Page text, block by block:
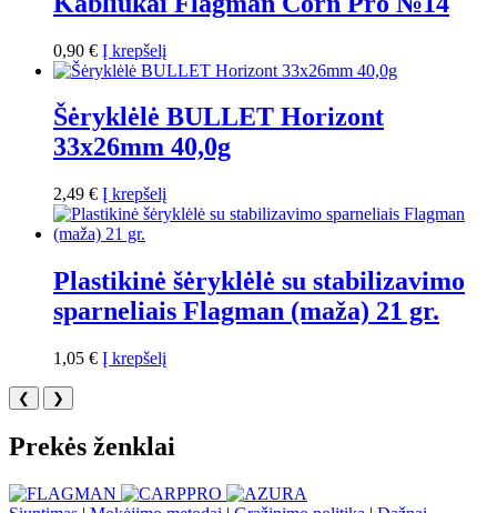
0,90 € Į krepšelį
Šėryklėlė BULLET Horizont
33х26mm 40,0g
2,49 € Į krepšelį
Plastikinė šėryklėlė su stabilizavimo
sparneliais Flagman (maža) 21 gr.
1,05 € Į krepšelį
❮ ❯
Prekės ženklai